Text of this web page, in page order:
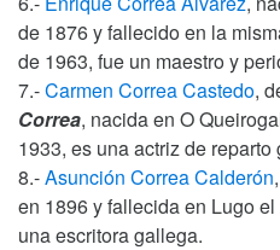
de 1876 y fallecido en la
de 1963, fue un maestro y
7.-Carmen Correa Castedo,
Correa, nacida en O
1933, es una actriz de reparto
8.-Asunción Correa Calderón
en 1896 y fallecida en Lugo
una escritora gallega.